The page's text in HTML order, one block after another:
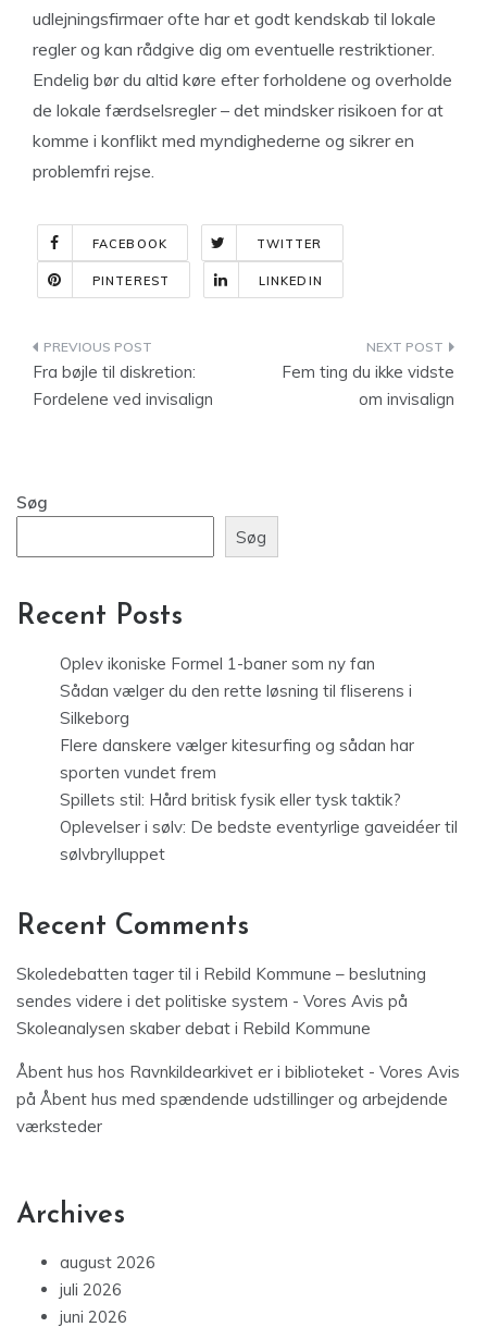
udlejningsfirmaer ofte har et godt kendskab til lokale
regler og kan rådgive dig om eventuelle restriktioner.
Endelig bør du altid køre efter forholdene og overholde
de lokale færdselsregler – det mindsker risikoen for at
komme i konflikt med myndighederne og sikrer en
problemfri rejse.
FACEBOOK TWITTER
PINTEREST LINKEDIN
Indlægsnavigation
Fra bøjle til diskretion:
Fordelene ved invisalign
Fem ting du ikke vidste
om invisalign
Søg
Søg
Recent Posts
Oplev ikoniske Formel 1-baner som ny fan
Sådan vælger du den rette løsning til fliserens i
Silkeborg
Flere danskere vælger kitesurfing og sådan har
sporten vundet frem
Spillets stil: Hård britisk fysik eller tysk taktik?
Oplevelser i sølv: De bedste eventyrlige gaveidéer til
sølvbrylluppet
Recent Comments
Skoledebatten tager til i Rebild Kommune – beslutning
sendes videre i det politiske system - Vores Avis på
Skoleanalysen skaber debat i Rebild Kommune
Åbent hus hos Ravnkildearkivet er i biblioteket - Vores Avis
på Åbent hus med spændende udstillinger og arbejdende
værksteder
Archives
august 2026
juli 2026
juni 2026